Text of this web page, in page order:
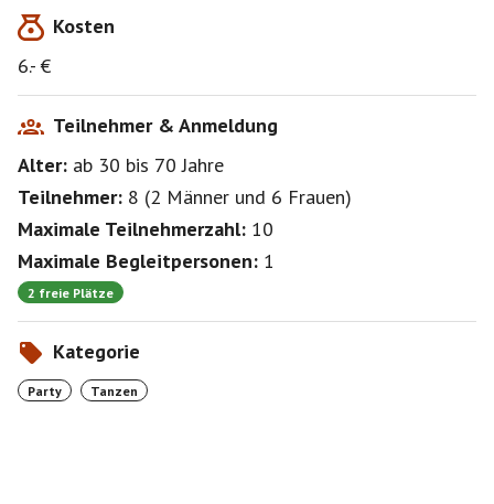
Kosten
6.- €
Teilnehmer & Anmeldung
Alter: ab 30 bis 70Jahre
Teilnehmer: 8 (2 Männer und 6 Frauen)
Maximale Teilnehmerzahl: 10
Maximale Begleitpersonen: 1
2 freie Plätze
Kategorie
Party Tanzen